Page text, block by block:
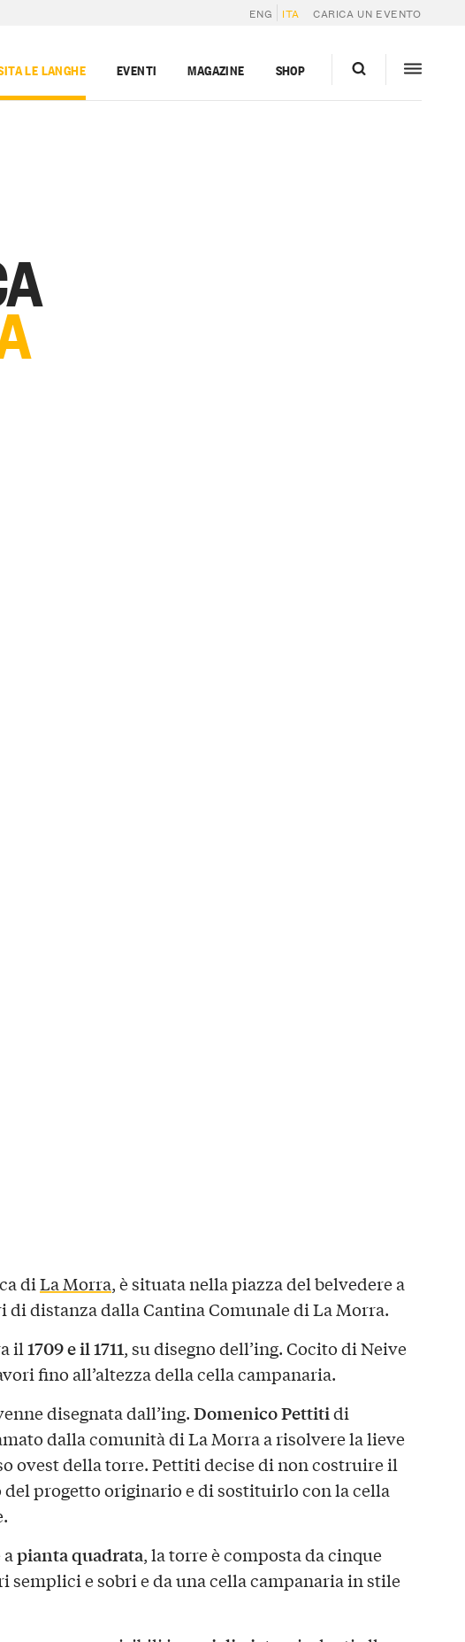
ENG ITA CARICA UN EVENTO
LE LANGHE EVENTI MAGAZINE SHOP
diLa Morra, è situata nella piazza del belvedere a
di distanza dalla Cantina Comunale di La Morra.
il1709 e il 1711, su disegno dell’ing. Cocito di Neive
fino all’altezza della cella campanaria.
disegnata dall’ing.Domenico Pettitidi
dalla comunità di La Morra a risolvere la lieve
ovest della torre. Pettiti decise di non costruire il
del progetto originario e di sostituirlo con la cella
apianta quadrata, la torre è composta da cinque
semplici e sobri e da una cella campanaria in stile